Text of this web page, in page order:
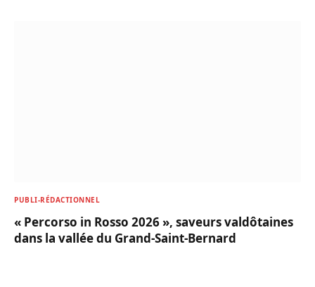
PUBLI-RÉDACTIONNEL
« Percorso in Rosso 2026 », saveurs valdôtaines
dans la vallée du Grand-Saint-Bernard